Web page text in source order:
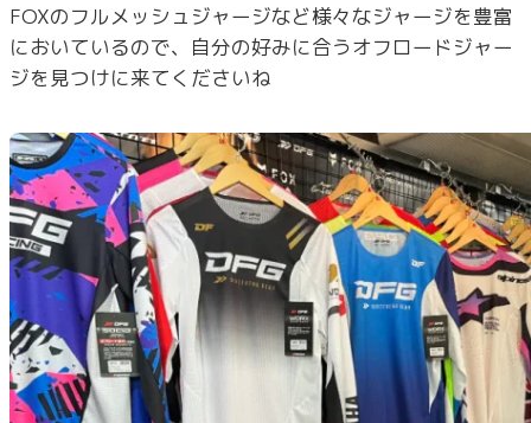
FOXのフルメッシュジャージなど様々なジャージを豊富
においているので、自分の好みに合うオフロードジャー
ジを見つけに来てくださいね